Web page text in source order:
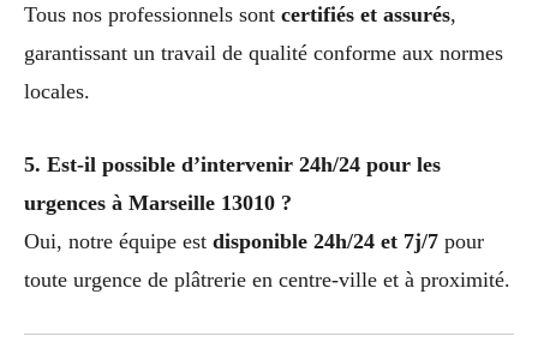
Tous nos professionnels sont certifiés et assurés,
garantissant un travail de qualité conforme aux normes
locales.
5. Est-il possible d’intervenir 24h/24 pour les
urgences à Marseille 13010 ?
Oui, notre équipe est disponible 24h/24 et 7j/7 pour
toute urgence de plâtrerie en centre-ville et à proximité.